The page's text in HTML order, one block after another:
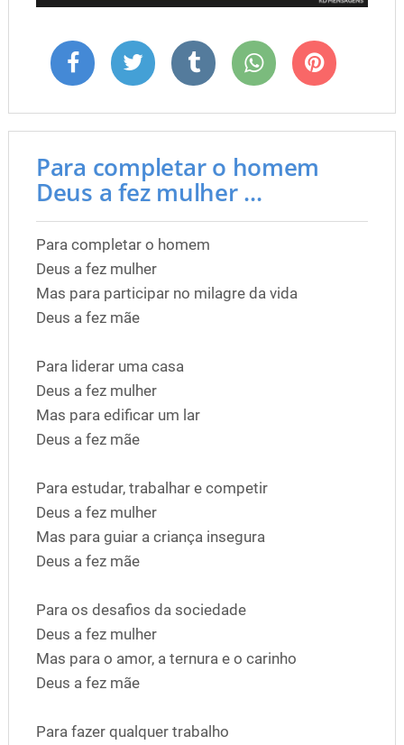
Para completar o homem
Deus a fez mulher ...
Para completar o homem
Deus a fez mulher
Mas para participar no milagre da vida
Deus a fez mãe
Para liderar uma casa
Deus a fez mulher
Mas para edificar um lar
Deus a fez mãe
Para estudar, trabalhar e competir
Deus a fez mulher
Mas para guiar a criança insegura
Deus a fez mãe
Para os desafios da sociedade
Deus a fez mulher
Mas para o amor, a ternura e o carinho
Deus a fez mãe
Para fazer qualquer trabalho